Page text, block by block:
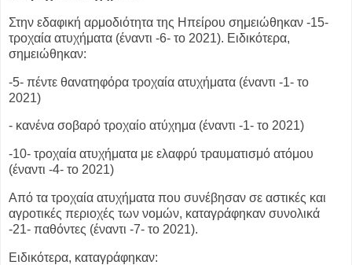
Στην εδαφική αρμοδιότητα της Ηπείρου σημειώθηκαν -15-
τροχαία ατυχήματα (έναντι -6- το 2021). Ειδικότερα,
σημειώθηκαν:
-5- πέντε θανατηφόρα τροχαία ατυχήματα (έναντι -1- το
2021)
- κανένα σοβαρό τροχαίο ατύχημα (έναντι -1- το 2021)
-10- τροχαία ατυχήματα με ελαφρύ τραυματισμό ατόμου
(έναντι -4- το 2021)
Από τα τροχαία ατυχήματα που συνέβησαν σε αστικές και
αγροτικές περιοχές των νομών, καταγράφηκαν συνολικά
-21- παθόντες (έναντι -7- το 2021).
Ειδικότερα, καταγράφηκαν: